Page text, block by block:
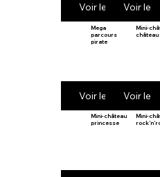
Voir le produit
Voir le
Mega
parcours
pirate
Voir le produit
Mini-
Voir le
Mini-château
princesse
Mini-